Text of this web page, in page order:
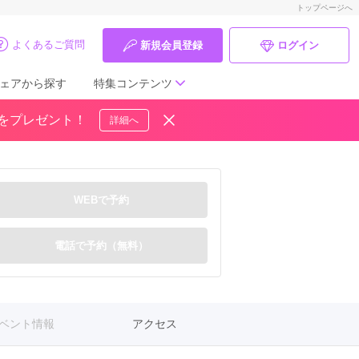
トップページへ
よくあるご質問 新規会員登録 ログイン
アから探す 特集コンテンツ
ママ振特集
個性的振袖コーディネート特集
成人式レポート
振袖ブランド特集
口コミ優秀店舗
プレゼント！ 詳細へ
WEBで予約
電話で予約（無料）
ント情報 アクセス